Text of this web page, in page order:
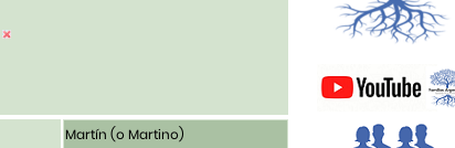
Martín (o Martino)